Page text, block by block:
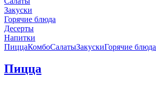
Закуски
Горячие блюда
Десерты
Напитки
ПиццаКомбоСалатыЗакускиГорячие блюда
Пицца